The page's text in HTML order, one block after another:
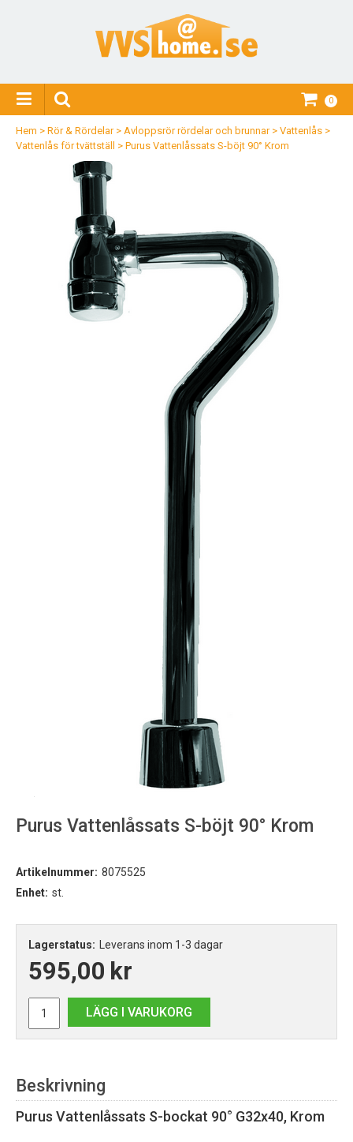
0
Hem > Rör & Rördelar> Avloppsrör rördelar och brunnar> Vattenlås >
Vattenlås för tvättställ
> Purus Vattenlåssats S-böjt 90° Krom
Purus Vattenlåssats S-böjt 90° Krom
Artikelnummer: 8075525
Enhet: st.
Lagerstatus: Leverans inom 1-3 dagar
595,00 kr
LÄGG I VARUKORG
Beskrivning
Purus Vattenlåssats S-bockat 90° G32x40, Krom